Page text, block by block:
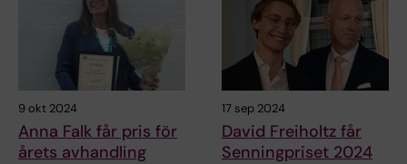
9 okt 2024
Anna Falk får pris för
årets avhandling
17 sep 2024
David Freiholtz får
Senningpriset 2024